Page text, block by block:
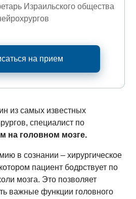
Израильского общества
на прием
из самых известных
специалист по
на головном мозге.
в сознании – хирургическое
пациент бодрствует по
мозга. Это позволяет
важные функции головного